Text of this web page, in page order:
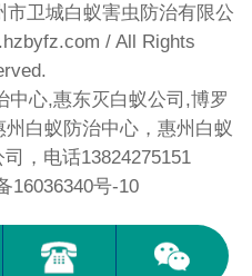
卫城白蚁害虫防治有限公
/ All Rights
中心,惠东灭白蚁公司,博罗
白蚁防治中心，惠州白蚁
，电话13824275151
16036340号-10